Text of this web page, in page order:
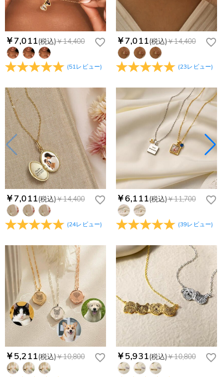
￥7,011(税込)￥14,400
(51 レビュー)
￥7,011(税込)￥14,400
(23レビュー)
￥7,011(税込)￥14,400
(24レビュー)
￥6,111(税込)￥11,700
(39レビュー)
￥5,211(税込)￥10,800 ￥5,931(税込)￥10,800